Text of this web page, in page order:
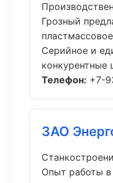
Грозный
Серийное и
конкурентные
Телефон: +7-
ЗАО
Опыт работы в